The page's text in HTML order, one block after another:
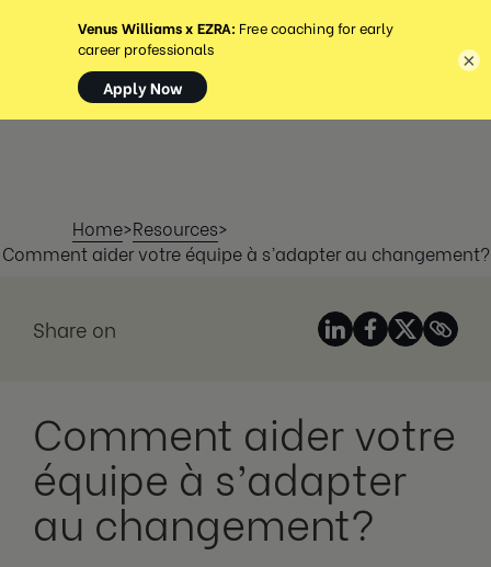
MENU
Home>Resources>
Comment aider votre équipe à s’adapter au changement?
Share on
Comment aider votre
équipe à s’adapter
au changement?
×